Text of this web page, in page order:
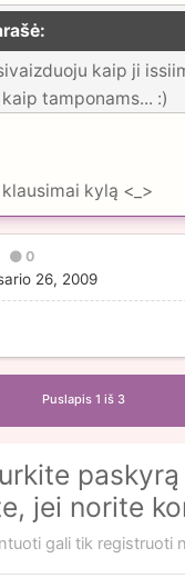
kaip ji
tamponams... :)
kylą <_>
0
26, 2009
Puslapis 1 iš 3
paskyrą
jei norite
gali tik registruoti